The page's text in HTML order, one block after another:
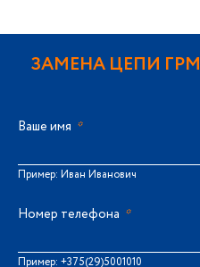
ЗАМЕНА ЦЕПИ ГРМ
Ваше имя *
Пример: Иван Иванович
Номер телефона *
Пример: +375(29)5001010